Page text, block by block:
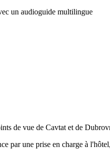
un audioguide multilingue
de vue de Cavtat et de
par une prise en charge à